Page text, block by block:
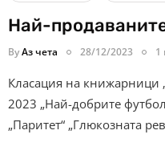
Най-
ByАз чета 28/12/2023 1
Класация на книжарници
2023 „Най-добрите
„Паритет“ „Глюкозната